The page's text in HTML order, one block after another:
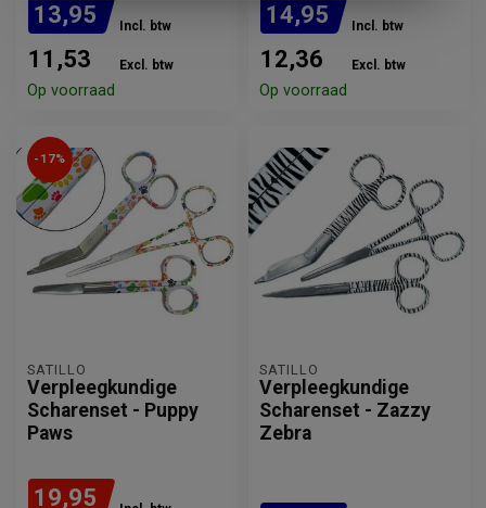
13,95 Incl. btw
11,53 Excl. btw
Op voorraad
14,95 Incl. btw
12,36 Excl. btw
Op voorraad
-17%
SATILLO
Verpleegkundige
Scharenset - Puppy
Paws
19,95
SATILLO
Verpleegkundige
Scharenset - Zazzy
Zebra